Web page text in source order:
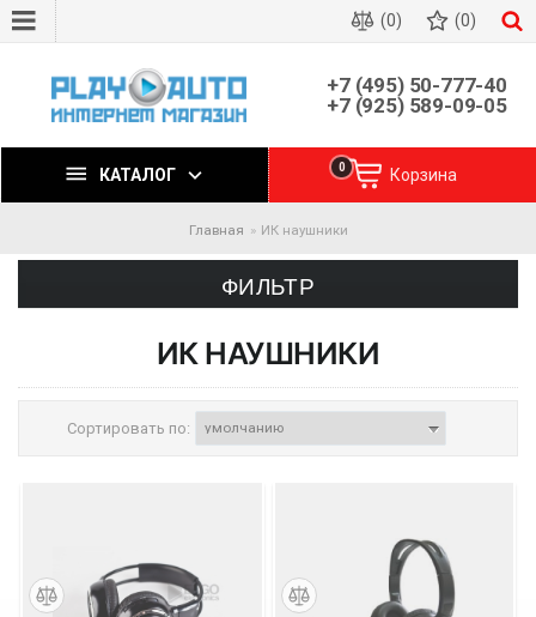
(0) (0)
+7 (495) 50-777-40
+7 (925) 589-09-05
КАТАЛОГ Корзина
0
Главная ИК наушники
ФИЛЬТР
ИК НАУШНИКИ
Сортировать по: